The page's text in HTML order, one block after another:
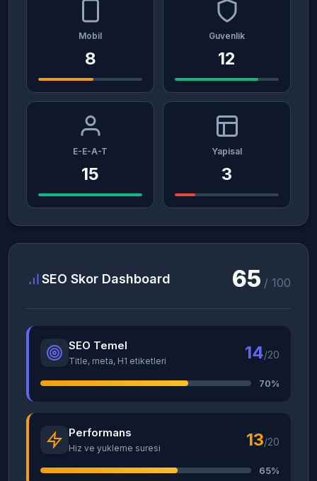
Mobil
8
Guvenlik
12
E-E-A-T
15
Yapisal
3
SEO Skor Dashboard 65 / 100
SEO Temel
Title, meta, H1 etiketleri 14/20
70%
Performans
Hiz ve yukleme suresi 13/20
65%